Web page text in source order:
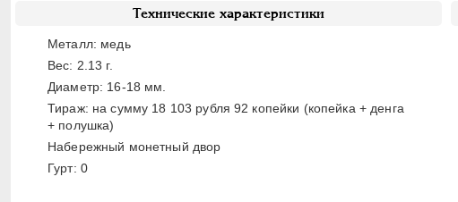
Технические характеристики
Металл: медь
Вес: 2.13 г.
Диаметр: 16-18 мм.
Тираж: на сумму 18 103 рубля 92 копейки (копейка + денга
+ полушка)
Набережный монетный двор
Гурт: 0